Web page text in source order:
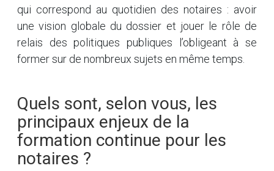
qui correspond au quotidien des notaires : avoir
une vision globale du dossier et jouer le rôle de
relais des politiques publiques l’obligeant à se
former sur de nombreux sujets en même temps.
Quels sont, selon vous, les
principaux enjeux de la
formation continue pour les
notaires ?